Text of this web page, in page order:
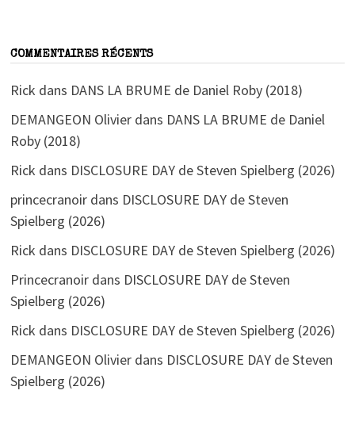
COMMENTAIRES RÉCENTS
Rick dans DANS LA BRUME de Daniel Roby (2018)
DEMANGEON Olivierdans DANS LA BRUME de Daniel
Roby (2018)
Rick dans DISCLOSURE DAY de Steven Spielberg (2026)
princecranoirdans DISCLOSURE DAY de Steven
Spielberg (2026)
Rick dans DISCLOSURE DAY de Steven Spielberg (2026)
Princecranoirdans DISCLOSURE DAY de Steven
Spielberg (2026)
Rick dans DISCLOSURE DAY de Steven Spielberg (2026)
DEMANGEON Olivierdans DISCLOSURE DAY de Steven
Spielberg (2026)